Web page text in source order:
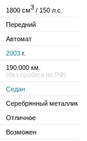
1800 см3 / 150 л.с.
Передний
Автомат
2003 г.
190.000 км.
(без пробега по РФ)
Седан
Серебрянный металлик
Отличное
Возможен